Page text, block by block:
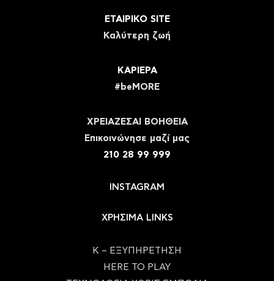
ΕΤΑΙΡΙΚΟ SITE
Καλύτερη ζωή
ΚΑΡΙΕΡΑ
#beMORE
ΧΡΕΙΑΖΕΣΑΙ ΒΟΗΘΕΙΑ
Eπικοινώνησε μαζί μας
210 28 99 999
INSTAGRAM
ΧΡΗΣΙΜΑ LINKS
Κ – ΕΞΥΠΗΡΕΤΗΣΗ
HERE TO PLAY